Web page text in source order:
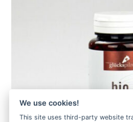
We use cookies!
This site uses third-party website